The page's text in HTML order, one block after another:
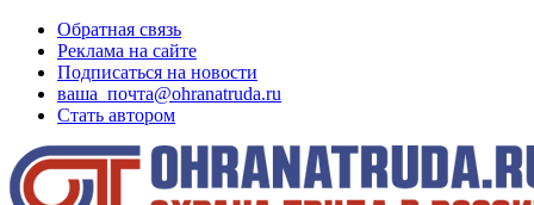
Обратная связь
Реклама на сайте
Подписаться на новости
ваша_почта@ohranatruda.ru
Стать автором